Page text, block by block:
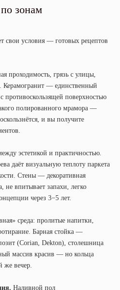
зонам
свои условия — готовых рецептов
проходимость, грязь с улицы,
Керамогранит — единственный
поверхностью
полированного мрамора —
и вы получите
эстетикой и практичностью.
даёт визуальную теплоту паркета
Стены — декоративная
не впитывает запахи, легко
через 3−5 лет.
среда: пролитые напитки,
Барная стойка —
(Corian, Dekton), столешница
массив красив — но кольца
же вечер.
Наливной пол